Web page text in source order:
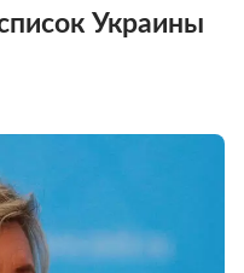
Украины